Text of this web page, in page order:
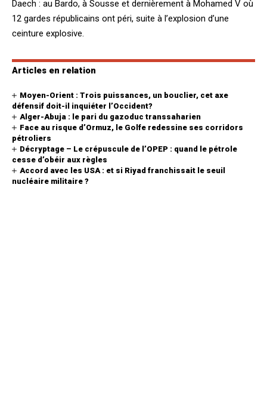
Daech : au Bardo, à Sousse et dernièrement à Mohamed V où
12 gardes républicains ont péri, suite à l’explosion d’une
ceinture explosive.
Articles en relation
Moyen-Orient : Trois puissances, un bouclier, cet axe
défensif doit-il inquiéter l’Occident?
Alger-Abuja : le pari du gazoduc transsaharien
Face au risque d’Ormuz, le Golfe redessine ses corridors
pétroliers
Décryptage – Le crépuscule de l’OPEP : quand le pétrole
cesse d’obéir aux règles
Accord avec les USA : et si Riyad franchissait le seuil
nucléaire militaire ?